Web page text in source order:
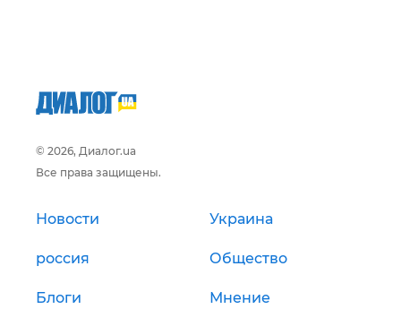
© 2026, Диалог.ua
Все права защищены.
Новости Украина
россия Общество
Блоги Мнение